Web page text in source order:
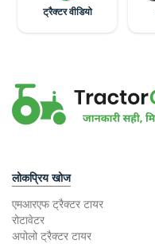
ट्रैक्टर वीडियो
लोकप्रिय खोज
एमआरएफ ट्रैक्टर टायर
रोटावेटर
अपोलो ट्रैक्टर टायर